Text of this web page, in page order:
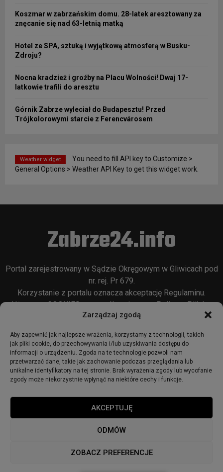
Zarządzaj zgodą
Aby zapewnić jak najlepsze wrażenia, korzystamy z technologii, takich
jak pliki cookie, do przechowywania i/lub uzyskiwania dostępu do
informacji o urządzeniu. Zgoda na te technologie pozwoli nam
przetwarzać dane, takie jak zachowanie podczas przeglądania lub
unikalne identyfikatory na tej stronie. Brak wyrażenia zgody lub wycofanie
zgody może niekorzystnie wpłynąć na niektóre cechy i funkcje.
AKCEPTUJĘ
ODMÓW
ZOBACZ PREFERENCJE
Koszmar w zabrzańskim domu. 28-latek aresztowany za
znęcanie się nad 63-letnią matką
Hotel ze SPA, sztuką i wyjątkową atmosferą w Busku-
Zdroju?
Nocna kradzież i groźby na Placu Wolności! Dwaj 17-
latkowie trafili do aresztu
Górnik Zabrze wyleciał do Budapesztu! Przed
Trójkolorowymi starcie z Ferencvárosem
Weather widget
You need to fill API key to Customize >
General Options > Weather API Key to get this widget work.
Zabrze24.info
Portal zarejestrowany w Sądzie Okręgowym w Gliwicach pod
nr. rej. Pr 679.
Korzystanie z portalu oznacza akceptację Regulaminu
Używamy COOKIES w sposób opisany wPolityce Plików
Cookie
© 2018 - zabrze24.info.
Polityka Prywatności
Polityka cookies